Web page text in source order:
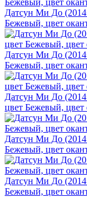
Датсун Ми До
Бежевый, цвет
Датсун Ми До
Бежевый, цвет
Датсун Ми До
цвет Бежевый, цвет
Датсун Ми До
Бежевый, цвет
Датсун Ми До
Бежевый, цвет